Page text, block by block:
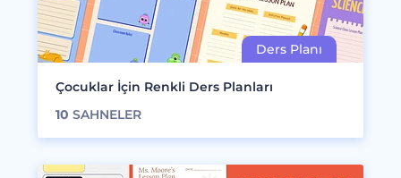
Çocuklar İçin Renkli Ders Planları
10 SAHNELER